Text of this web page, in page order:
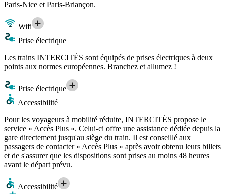
Paris-Nice et Paris-Briançon.
Wifi
Prise électrique
Les trains INTERCITÉS sont équipés de prises électriques à deux
points aux normes européennes. Branchez et allumez !
Prise électrique
Accessibilité
Pour les voyageurs à mobilité réduite, INTERCITÉS propose le
service « Accès Plus ». Celui-ci offre une assistance dédiée depuis la
gare directement jusqu'au siège du train. Il est conseillé aux
passagers de contacter « Accès Plus » après avoir obtenu leurs billets
et de s'assurer que les dispositions sont prises au moins 48 heures
avant le départ prévu.
Accessibilité